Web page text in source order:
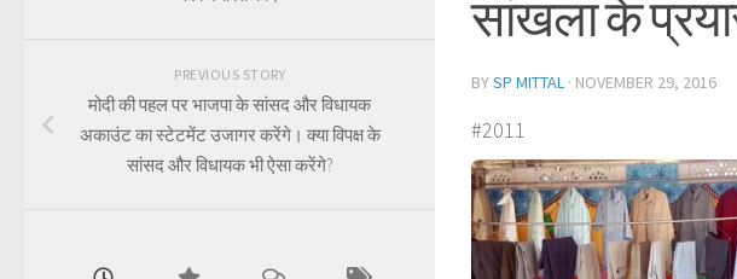
सांखला के
BYSP MITTAL · NOVEMBER 29, 2016
#2011
PREVIOUS STORY
मोदी की पहल पर भाजपा के सांसद और विधायक
अकाउंट का स्टेटमेंट उजागर करेंगे। क्या विपक्ष के
सांसद और विधायक भी ऐसा करेंगे?